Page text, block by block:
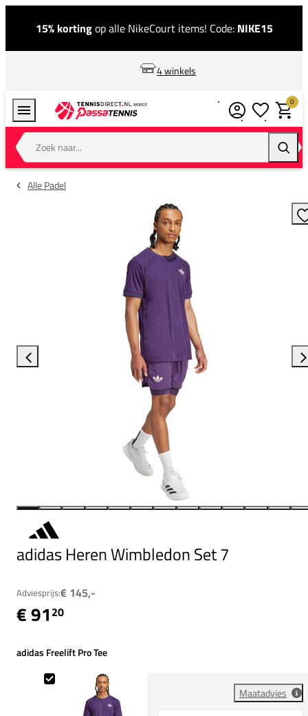
15% kortingop alle NikeCourt items! Code: NIKE15
4 winkels
Zoek naar...
0
Alle Padel
adidas Heren Wimbledon Set 7
Adviesprijs:€ 145,-
€ 91 20
adidas Freelift Pro Tee
Maatadvies
Select {option} for {name}
adidas Freelift Pro Tee